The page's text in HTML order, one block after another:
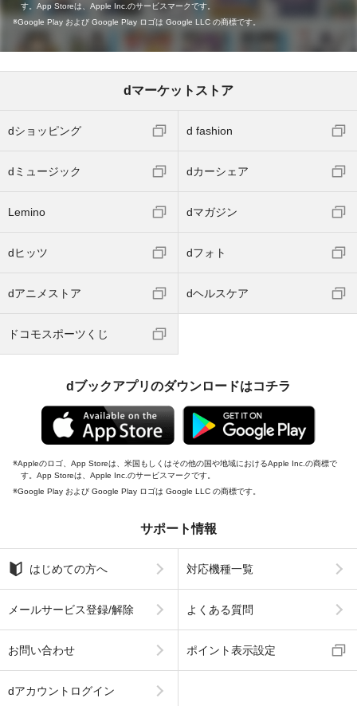
す。App Storeは、Apple Inc.のサービスマークです。
Google Play および Google Play ロゴは Google LLC の商標です。
dマーケットストア
dショッピング d fashion
dミュージック dカーシェア
Lemino dマガジン
dヒッツ dフォト
dアニメストア dヘルスケア
ドコモスポーツくじ
dブックアプリのダウンロードはコチラ
Appleのロゴ、App Storeは、米国もしくはその他の国や地域におけるApple Inc.の商標で
す。App Storeは、Apple Inc.のサービスマークです。
Google Play および Google Play ロゴは Google LLC の商標です。
サポート情報
はじめての方へ 対応機種一覧
メールサービス登録/解除 よくある質問
お問い合わせ ポイント表示設定
dアカウントログイン